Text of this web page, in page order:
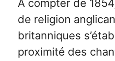
À compter de
de religion
britanniques
proximité des